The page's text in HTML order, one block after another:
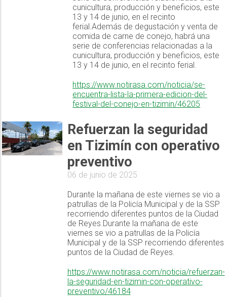
cunicultura, producción y beneficios, este
13 y 14 de junio, en el recinto
ferial.Además de degustación y venta de
comida de carne de conejo, habrá una
serie de conferencias relacionadas a la
cunicultura, producción y beneficios, este
13 y 14 de junio, en el recinto ferial.
https://www.notirasa.com/noticia/se-
encuentra-lista-la-primera-edicion-del-
festival-del-conejo-en-tizimin/46205
Refuerzan la seguridad
en Tizimín con operativo
preventivo
06 de junio de 2025
Durante la mañana de este viernes se vio a
patrullas de la Policía Municipal y de la SSP
recorriendo diferentes puntos de la Ciudad
de Reyes.Durante la mañana de este
viernes se vio a patrullas de la Policía
Municipal y de la SSP recorriendo diferentes
puntos de la Ciudad de Reyes.
https://www.notirasa.com/noticia/refuerzan-
la-seguridad-en-tizimin-con-operativo-
preventivo/46184